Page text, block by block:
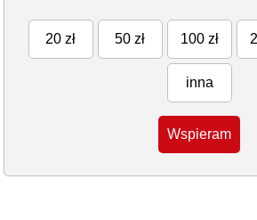
20 zł 50 zł 100 zł
inna
Wspieram